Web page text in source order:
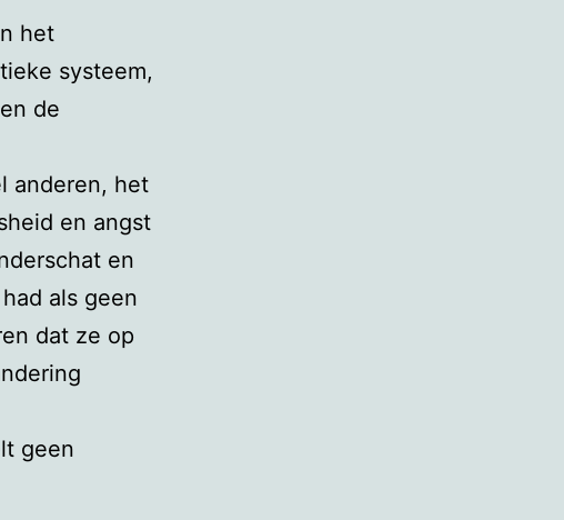
het
systeem,
de
anderen, het
en angst
en
als geen
dat ze op
geen